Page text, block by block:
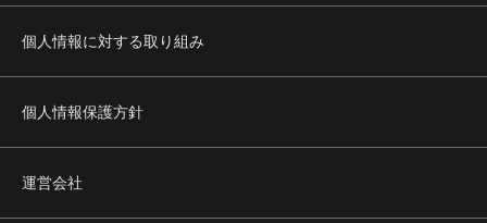
個人情報に対する取り組み
個人情報保護方針
運営会社